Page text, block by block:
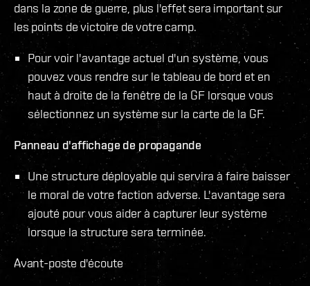
dans la zone de guerre, plus l'effet sera important sur
les points de victoire de votre camp.
Pour voir l'avantage actuel d'un système, vous
pouvez vous rendre sur le tableau de bord et en
haut à droite de la fenêtre de la GF lorsque vous
sélectionnez un système sur la carte de la GF.
Panneau d'affichage de propagande
Une structure déployable qui servira à faire baisser
le moral de votre faction adverse. L'avantage sera
ajouté pour vous aider à capturer leur système
lorsque la structure sera terminée.
Avant-poste d'écoute